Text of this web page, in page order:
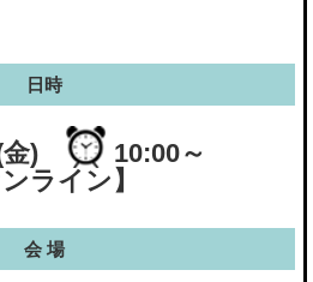
日時
金)
10:00～
ライン】
会 場